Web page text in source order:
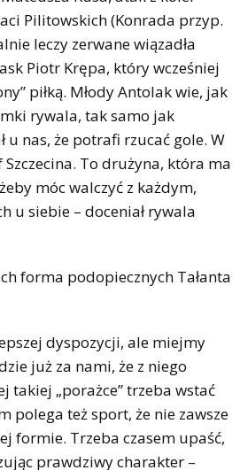
Pilitowskich (Konrada przyp.
leczy zerwane wiązadła
Piotr Krępa, który wcześniej
piłką. Młody Antolak wie, jak
rywala, tak samo jak
u nas, że potrafi rzucać gole. W
To drużyna, która ma
móc walczyć z każdym,
u siebie – doceniał rywala
forma podopiecznych Tałanta
dyspozycji, ale miejmy
już za nami, że z niego
takiej „porażce” trzeba wstać
polega też sport, że nie zawsze
formie. Trzeba czasem upaść,
prawdziwy charakter –